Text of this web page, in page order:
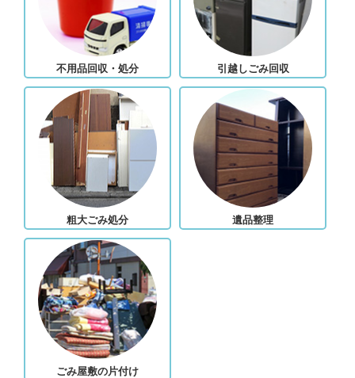
不用品回収・処分 引越しごみ回収
粗大ごみ処分 遺品整理
ごみ屋敷の片付け